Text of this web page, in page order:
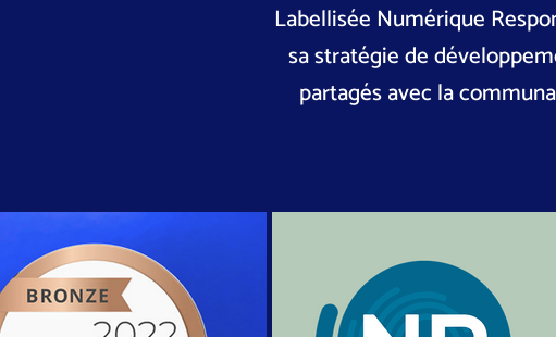
Labellisée Numérique
sa stratégie de
partagés avec la